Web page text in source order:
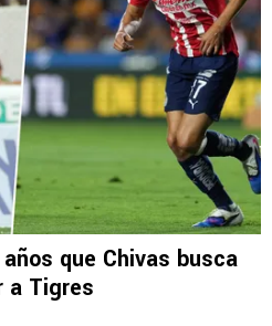
que Chivas busca
a Tigres